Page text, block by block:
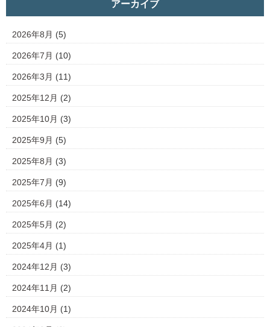
アーカイブ
2026年8月 (5)
2026年7月 (10)
2026年3月 (11)
2025年12月 (2)
2025年10月 (3)
2025年9月 (5)
2025年8月 (3)
2025年7月 (9)
2025年6月 (14)
2025年5月 (2)
2025年4月 (1)
2024年12月 (3)
2024年11月 (2)
2024年10月 (1)